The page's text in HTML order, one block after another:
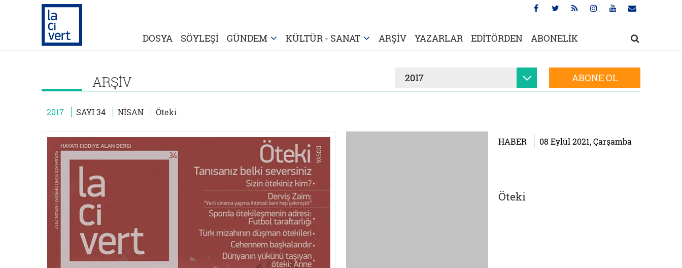
DOSYA SÖYLEŞİ GÜNDEM KÜLTÜR - SANAT ARŞİV YAZARLAR EDİTÖRDEN ABONELİK
ARŞİV ABONE OL
2017 SAYI 34 NİSAN Öteki
HABER 08 Eylül 2021, Çarşamba
Öteki